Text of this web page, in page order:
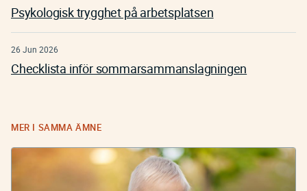
Psykologisk trygghet på arbetsplatsen
26 Jun 2026
Checklista inför sommarsammanslagningen
MER I SAMMA ÄMNE